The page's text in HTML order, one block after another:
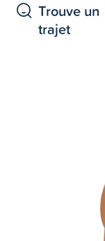
Trouve un
trajet